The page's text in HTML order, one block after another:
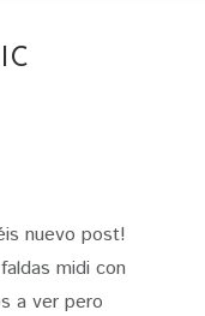
nuevo post!
midi con
a ver pero